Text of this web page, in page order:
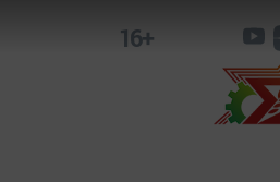
16+